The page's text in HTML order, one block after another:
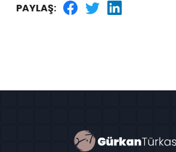
PAYLAŞ: